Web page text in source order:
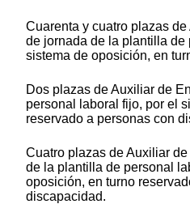
Cuarenta y cuatro plazas
de jornada de la plantilla de
sistema de oposición, en
Dos plazas de Auxiliar de
personal laboral fijo, por el
reservado a personas con
Cuatro plazas de Auxiliar
de la plantilla de personal
oposición, en turno
discapacidad.